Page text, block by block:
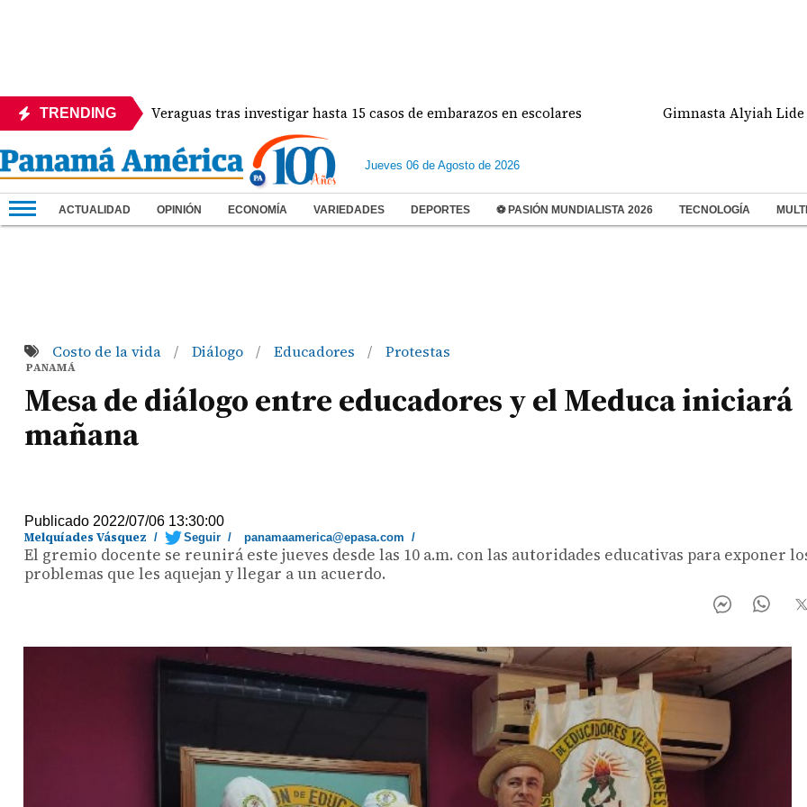
TRENDING
en Veraguas tras investigar hasta 15 casos de embarazos en escolares Gimnasta Alyiah Lide dio dos
Jueves 06 de Agosto de 2026
ACTUALIDAD OPINIÓN ECONOMÍA VARIEDADES DEPORTES ⚽ PASIÓN MUNDIALISTA 2026 TECNOLOGÍA
Costo de la vida / Diálogo / Educadores / Protestas
PANAMÁ
Mesa de diálogo entre educadores y el Meduca iniciará
mañana
Publicado 2022/07/06 13:30:00
Melquíades Vásquez / Seguir / panamaamerica@epasa.com /
El gremio docente se reunirá este jueves desde las 10 a.m. con las autoridades educativas para exponer
problemas que les aquejan y llegar a un acuerdo.